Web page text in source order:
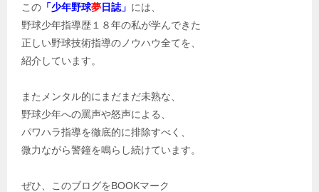
この 「少年野球夢日誌」 には、
野球少年指導歴１８年の私が学んできた
正しい野球技術指導のノウハウ全てを、
紹介しています。
またメンタル的にまだまだ未熟な、
野球少年への罵声や怒声による、
パワハラ指導を徹底的に排除すべく、
微力ながら警鐘を鳴らし続けています。
ぜひ、このブログをBOOKマーク